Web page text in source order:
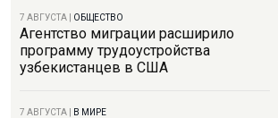
7 АВГУСТА ОБЩЕСТВО
Агентство миграции расширило
программу трудоустройства
узбекистанцев в США
7 АВГУСТА В МИРЕ